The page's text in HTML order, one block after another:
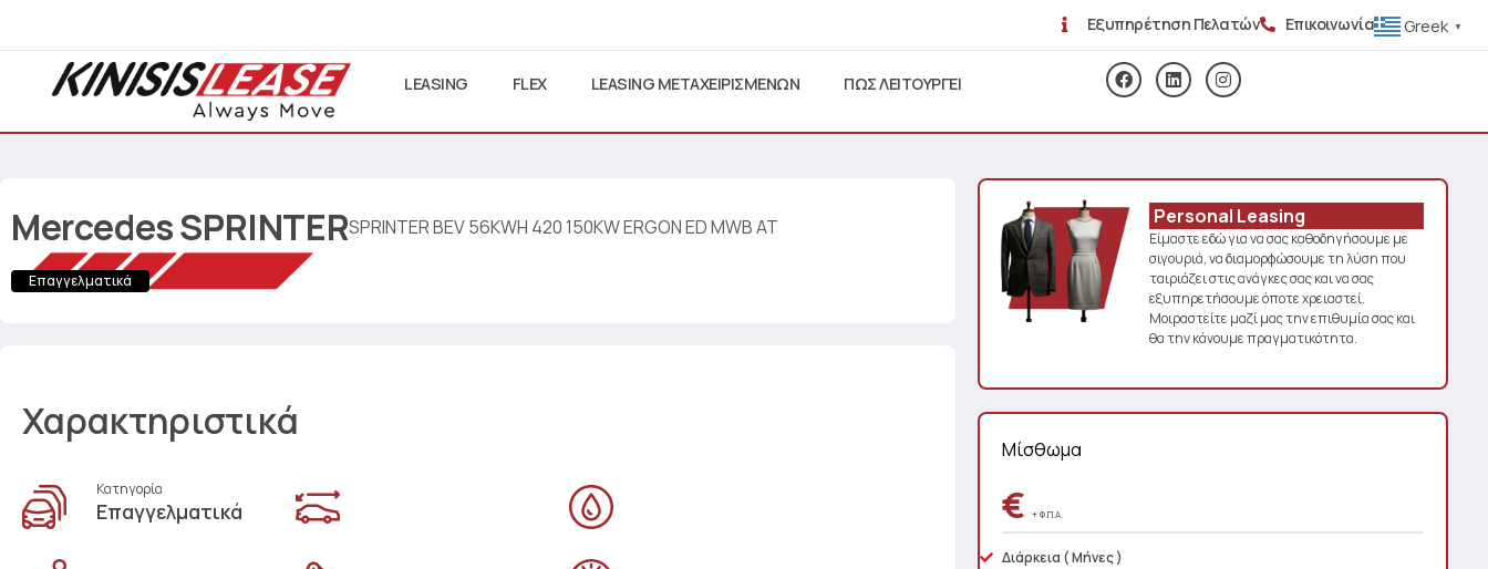
Εξυπηρέτηση Πελατών Επικοινωνία Greek ▼
LEASING FLEX LEASING ΜΕΤΑΧΕΙΡΙΣΜΕΝΩΝ ΠΩΣ ΛΕΙΤΟΥΡΓΕΙ
MercedesSPRINTERSPRINTER BEV 56KWH 420 150KW ERGON ED MWB AT
Επαγγελματικά
Χαρακτηριστικά
Κατηγορία
Επαγγελματικά
Personal Leasing
Είμαστε εδώ για να σας καθοδηγήσουμε με
σιγουριά, να διαμορφώσουμε τη λύση που
ταιριάζει στις ανάγκες σας και να σας
εξυπηρετήσουμε όποτε χρειαστεί.
Μοιραστείτε μαζί μας την επιθυμία σας και
θα την κάνουμε πραγματικότητα.
Μίσθωμα
€+ Φ.Π.Α.
Διάρκεια ( Μήνες )